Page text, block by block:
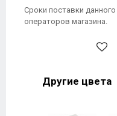
Сроки поставки
операторов магазина.
Другие цвета